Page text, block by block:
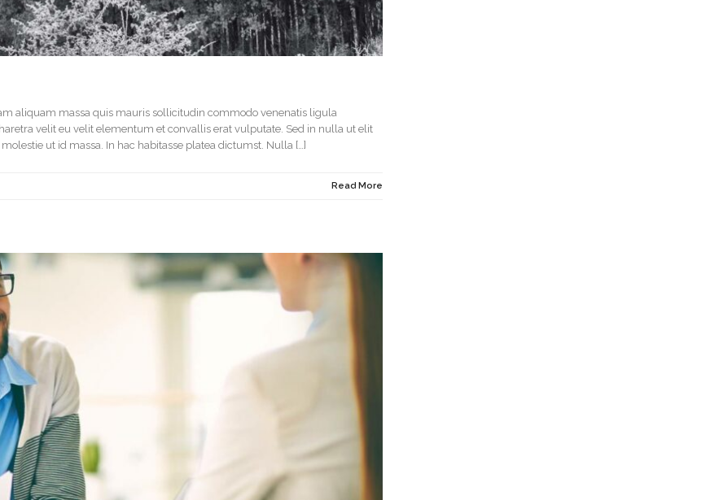
aliquam massa quis mauris sollicitudin commodo venenatis ligula
velit eu velit elementum et convallis erat vulputate. Sed in nulla ut elit
ut id massa. In hac habitasse platea dictumst. Nulla […]
Read More